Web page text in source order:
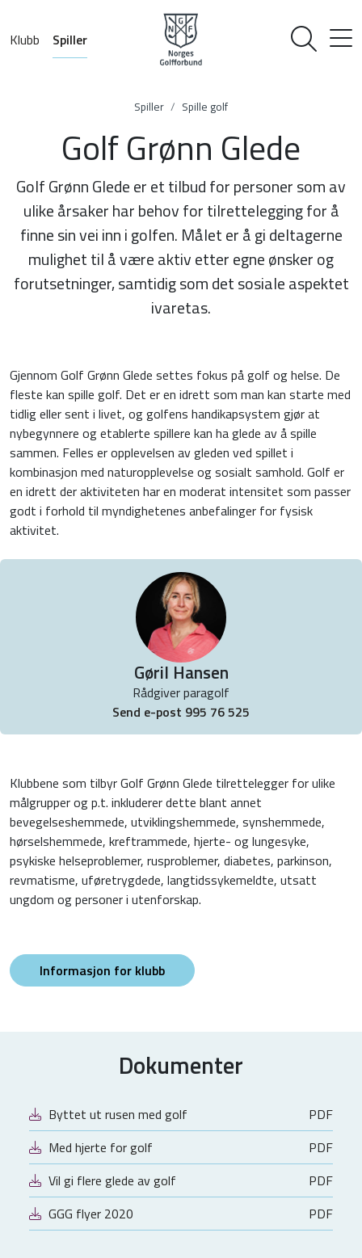
Klubb Spiller
Spiller Spille golf
Golf Grønn Glede
Golf Grønn Glede er et tilbud for personer som av
ulike årsaker har behov for tilrettelegging for å
finne sin vei inn i golfen. Målet er å gi deltagerne
mulighet til å være aktiv etter egne ønsker og
forutsetninger, samtidig som det sosiale aspektet
ivaretas.
Gjennom Golf Grønn Glede settes fokus på golf og helse. De
fleste kan spille golf. Det er en idrett som man kan starte med
tidlig eller sent i livet, og golfens handikapsystem gjør at
nybegynnere og etablerte spillere kan ha glede av å spille
sammen. Felles er opplevelsen av gleden ved spillet i
kombinasjon med naturopplevelse og sosialt samhold. Golf er
en idrett der aktiviteten har en moderat intensitet som passer
godt i forhold til myndighetenes anbefalinger for fysisk
aktivitet.
Gøril Hansen
Rådgiver paragolf
Send e-post 995 76 525
Klubbene som tilbyr Golf Grønn Glede tilrettelegger for ulike
målgrupper og p.t. inkluderer dette blant annet
bevegelseshemmede, utviklingshemmede, synshemmede,
hørselshemmede, kreftrammede, hjerte- og lungesyke,
psykiske helseproblemer, rusproblemer, diabetes, parkinson,
revmatisme, uføretrygdede, langtidssykemeldte, utsatt
ungdom og personer i utenforskap.
Informasjon for klubb
Dokumenter
Byttet ut rusen med golf
PDF
Med hjerte for golf
PDF
Vil gi flere glede av golf
PDF
GGG flyer 2020
PDF